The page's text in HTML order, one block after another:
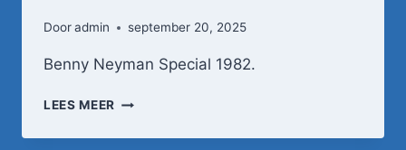
Dooradmin september 20, 2025
Benny Neyman Special 1982.
LEES MEER BENNY
–